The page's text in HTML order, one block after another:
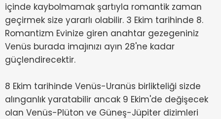
içinde kaybolmamak şartıyla romantik zaman
geçirmek size yararlı olabilir. 3 Ekim tarihinde 8.
Romantizm Evinize giren anahtar gezegeniniz
Venüs burada imajınızı ayın 28'ne kadar
güçlendirecektir.
8 Ekim tarihinde Venüs-Uranüs birlikteliği sizde
alınganlık yaratabilir ancak 9 Ekim'de değişecek
olan Venüs-Plüton ve Güneş-Jüpiter dizimleri